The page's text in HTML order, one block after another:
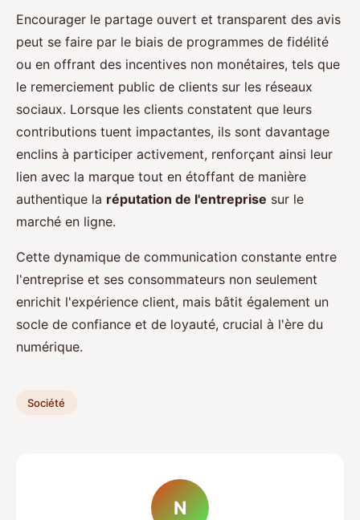
Encourager le partage ouvert et transparent des avis
peut se faire par le biais de programmes de fidélité
ou en offrant des incentives non monétaires, tels que
le remerciement public de clients sur les réseaux
sociaux. Lorsque les clients constatent que leurs
contributions tuent impactantes, ils sont davantage
enclins à participer activement, renforçant ainsi leur
lien avec la marque tout en étoffant de manière
authentique la réputation de l'entreprise sur le
marché en ligne.
Cette dynamique de communication constante entre
l'entreprise et ses consommateurs non seulement
enrichit l'expérience client, mais bâtit également un
socle de confiance et de loyauté, crucial à l'ère du
numérique.
Société
N